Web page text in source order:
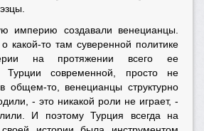
империю создавали венецианцы.
какой-то там суверенной политике
на протяжении всего ее
Турции современной, просто не
общем-то, венецианцы структурно
- это никакой роли не играет, -
И поэтому Турция всегда на